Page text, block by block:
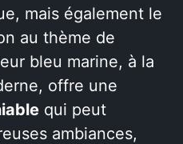
mais également le
au thème de
bleu marine, à la
offre une
qui peut
ambiances,